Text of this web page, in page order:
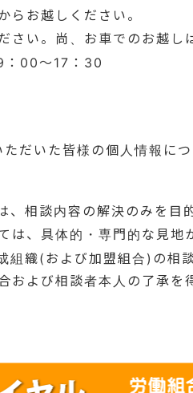
らお越しください。
さい。尚、お車でのお越し
：00～17：30
だいた皆様の個人情報に
相談内容の解決のみを目
は、具体的・専門的な見
織(および加盟組合)の相
および相談者本人の了承